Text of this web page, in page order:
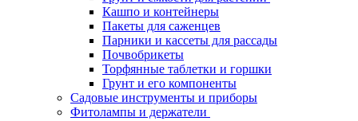
Кашпо и контейнеры
Пакеты для саженцев
Парники и кассеты для рассады
Почвобрикеты
Торфянные таблетки и горшки
Грунт и его компоненты
Садовые инструменты и приборы
Фитолампы и держатели